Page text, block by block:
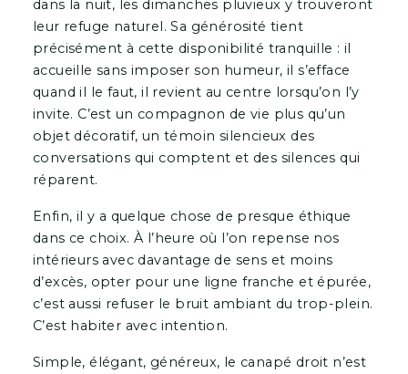
dans la nuit, les dimanches pluvieux y trouveront
leur refuge naturel. Sa générosité tient
précisément à cette disponibilité tranquille : il
accueille sans imposer son humeur, il s’efface
quand il le faut, il revient au centre lorsqu’on l’y
invite. C’est un compagnon de vie plus qu’un
objet décoratif, un témoin silencieux des
conversations qui comptent et des silences qui
réparent.
Enfin, il y a quelque chose de presque éthique
dans ce choix. À l’heure où l’on repense nos
intérieurs avec davantage de sens et moins
d’excès, opter pour une ligne franche et épurée,
c’est aussi refuser le bruit ambiant du trop-plein.
C’est habiter avec intention.
Simple, élégant, généreux, le canapé droit n’est